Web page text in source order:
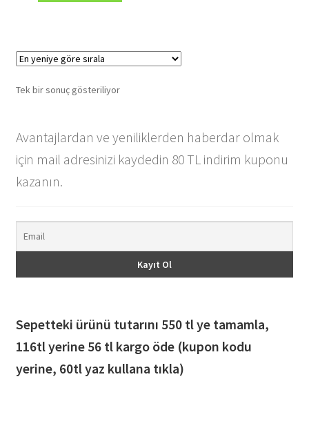
varyasyonu
var.
seçilebilir
Tek bir sonuç gösteriliyor
Avantajlardan ve yeniliklerden haberdar olmak
için mail adresinizi kaydedin 80 TL indirim kuponu
kazanın.
Sepetteki ürünü tutarını 550 tl ye tamamla,
116tl yerine 56 tl kargo öde (kupon kodu
yerine, 60tl yaz kullana tıkla)